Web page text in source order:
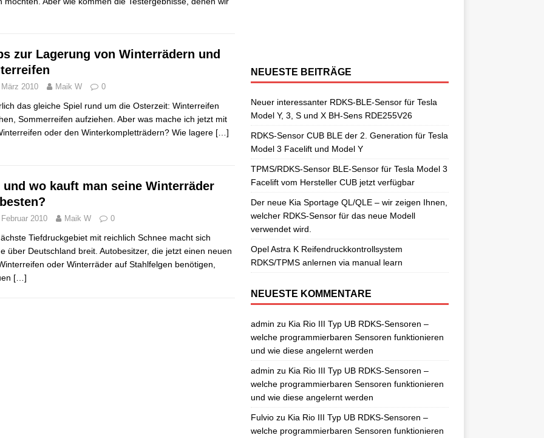
zur Lagerung von Winterrädern und
2010 Maik W 0
das gleiche Spiel rund um die Osterzeit: Winterreifen
Sommerreifen aufziehen. Aber was mache ich jetzt mit
oder den Winterkompletträdern? Wie lagere […]
und wo kauft man seine Winterräder
2010 Maik W 0
Tiefdruckgebiet mit reichlich Schnee macht sich
über Deutschland breit. Autobesitzer, die jetzt einen neuen
oder Winterräder auf Stahlfelgen benötigen,
[…]
NEUESTE BEITRÄGE
Neuer interessanter RDKS-BLE-Sensor für Tesla
Model Y, 3, S und X BH-Sens RDE255V26
RDKS-Sensor CUB BLE der 2. Generation für Tesla
Model 3 Facelift und Model Y
TPMS/RDKS-Sensor BLE-Sensor für Tesla Model 3
Facelift vom Hersteller CUB jetzt verfügbar
Der neue Kia Sportage QL/QLE – wir zeigen Ihnen,
welcher RDKS-Sensor für das neue Modell
verwendet wird.
Opel Astra K Reifendruckkontrollsystem
RDKS/TPMS anlernen via manual learn
NEUESTE KOMMENTARE
admin zu Kia Rio III Typ UB RDKS-Sensoren –
welche programmierbaren Sensoren funktionieren
und wie diese angelernt werden
admin zu Kia Rio III Typ UB RDKS-Sensoren –
welche programmierbaren Sensoren funktionieren
und wie diese angelernt werden
Fulviozu Kia Rio III Typ UB RDKS-Sensoren –
welche programmierbaren Sensoren funktionieren